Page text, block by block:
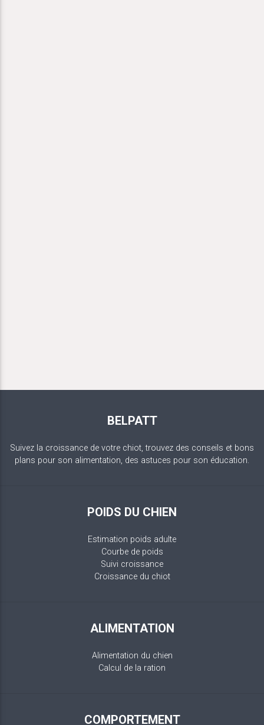
BELPATT
Suivez la croissance de votre chiot, trouvez des conseils et bons
plans pour son alimentation, des astuces pour son éducation.
POIDS DU CHIEN
Estimation poids adulte
Courbe de poids
Suivi croissance
Croissance du chiot
ALIMENTATION
Alimentation du chien
Calcul de la ration
COMPORTEMENT